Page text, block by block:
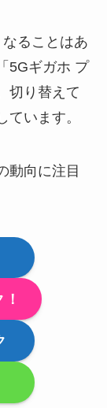
ることはあ
5Gギガホ プ
切り替えて
います。
動向に注目